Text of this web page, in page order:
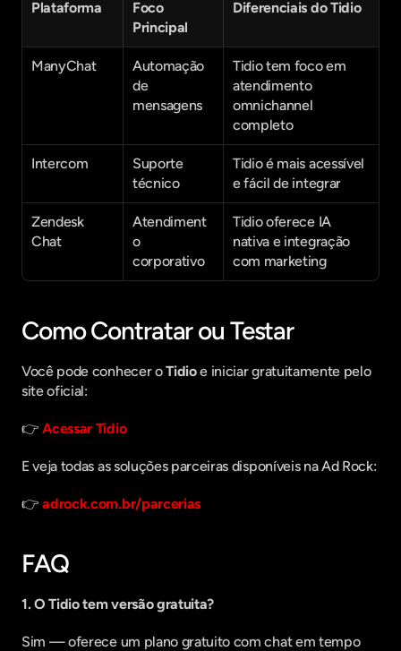
Plataforma
Foco
Principal
Diferenciais do Tidio
ManyChat
Automação
de
mensagens
Tidio tem foco em
atendimento
omnichannel
completo
Intercom
Suporte
técnico
Tidio é mais acessível
e fácil de integrar
Zendesk
Chat
Atendiment
o
corporativo
Tidio oferece IA
nativa e integração
com marketing
Como Contratar ou Testar
Você pode conhecer o Tidio e iniciar gratuitamente pelo
site oficial:
👉 Acessar Tidio
E veja todas as soluções parceiras disponíveis na Ad Rock:
👉 adrock.com.br/parcerias
FAQ
1. O Tidio tem versão gratuita?
Sim — oferece um plano gratuito com chat em tempo